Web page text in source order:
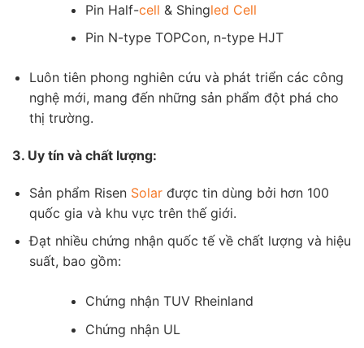
Pin Half-cell & Shingled Cell
Pin N-type TOPCon, n-type HJT
Luôn tiên phong nghiên cứu và phát triển các công
nghệ mới, mang đến những sản phẩm đột phá cho
thị trường.
3. Uy tín và chất lượng:
Sản phẩm Risen Solarđược tin dùng bởi hơn 100
quốc gia và khu vực trên thế giới.
Đạt nhiều chứng nhận quốc tế về chất lượng và hiệu
suất, bao gồm:
Chứng nhận TUV Rheinland
Chứng nhận UL